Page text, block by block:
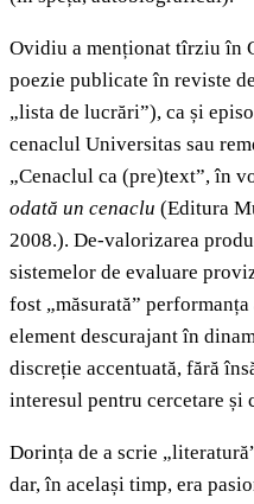
Ovidiu a menționat tîrziu în
poezie publicate în reviste
„lista de lucrări”), ca și
cenaclul Universitas sau
„Cenaclul ca (pre)text”, în
odată un cenaclu (Editura
2008.). De-valorizarea
sistemelor de evaluare
fost „măsurată”
element descurajant în
discreție accentuată, fără
interesul pentru cercetare
Dorința de a scrie
dar, în același timp, era